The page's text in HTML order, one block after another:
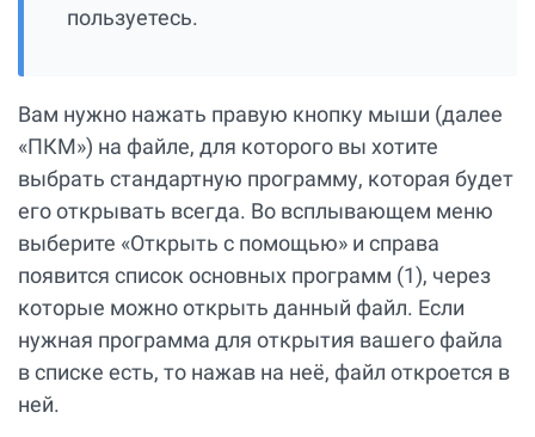
пользуетесь.
Вам нужно нажать правую кнопку мыши (далее
«ПКМ») на файле, для которого вы хотите
выбрать стандартную программу, которая будет
его открывать всегда. Во всплывающем меню
выберите «Открыть с помощью» и справа
появится список основных программ (1), через
которые можно открыть данный файл. Если
нужная программа для открытия вашего файла
в списке есть, то нажав на неё, файл откроется в
ней.